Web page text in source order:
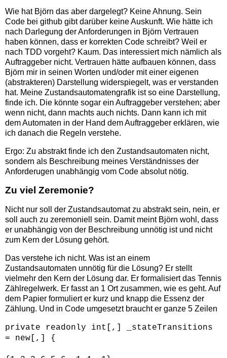
Wie hat Björn das aber dargelegt? Keine Ahnung. Sein
Code bei github gibt darüber keine Auskunft. Wie hätte ich
nach Darlegung der Anforderungen in Björn Vertrauen
haben können, dass er korrekten Code schreibt? Weil er
nach TDD vorgeht? Kaum. Das interessiert mich nämlich als
Auftraggeber nicht. Vertrauen hätte aufbauen können, dass
Björn mir in seinen Worten und/oder mit einer eigenen
(abstrakteren) Darstellung widerspiegelt, was er verstanden
hat. Meine Zustandsautomatengrafik ist so eine Darstellung,
finde ich. Die könnte sogar ein Auftraggeber verstehen; aber
wenn nicht, dann machts auch nichts. Dann kann ich mit
dem Automaten in der Hand dem Auftraggeber erklären, wie
ich danach die Regeln verstehe.
Ergo: Zu abstrakt finde ich den Zustandsautomaten nicht,
sondern als Beschreibung meines Verständnisses der
Anforderugen unabhängig vom Code absolut nötig.
Zu viel Zeremonie?
Nicht nur soll der Zustandsautomat zu abstrakt sein, nein, er
soll auch zu zeremoniell sein. Damit meint Björn wohl, dass
er unabhängig von der Beschreibung unnötig ist und nicht
zum Kern der Lösung gehört.
Das verstehe ich nicht. Was ist an einem
Zustandsautomaten unnötig für die Lösung? Er stellt
vielmehr den Kern der Lösung dar. Er formalisiert das Tennis
Zählregelwerk. Er fasst an 1 Ort zusammen, wie es geht. Auf
dem Papier formuliert er kurz und knapp die Essenz der
Zählung. Und in Code umgesetzt braucht er ganze 5 Zeilen
private readonly int[,] _stateTransitions
= new[,] {